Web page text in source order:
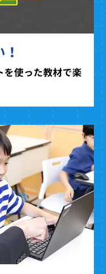
を使った教材で楽